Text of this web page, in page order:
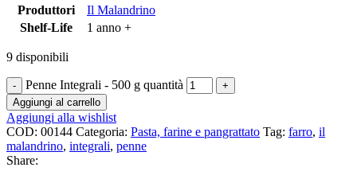
Produttori
Il Malandrino
Shelf-Life
1 anno +
9 disponibili
Penne Integrali - 500 g quantità
Aggiungi al carrello
Aggiungi alla wishlist
COD: 00144 Categoria: Pasta, farine e pangrattato Tag: farro, il
malandrino, integrali, penne
Share: